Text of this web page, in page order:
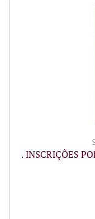
. INSCRIÇÕES